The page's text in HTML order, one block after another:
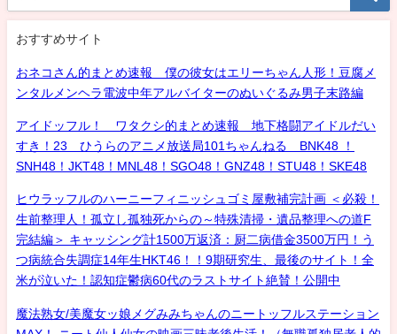
おすすめサイト
おネコさん的まとめ速報 僕の彼女はエリーちゃん人形！豆腐メ
ンタルメンヘラ電波中年アルバイターのぬいぐるみ男子末路編
アイドッフル！ ワタクシ的まとめ速報 地下格闘アイドルだい
すき！23 ひうらのアニメ放送局101ちゃんねる BNK48 ！
SNH48！JKT48！MNL48！SGO48！GNZ48！STU48！SKE48
ヒウラッフルのハーニーフィニッシュゴミ屋敷補完計画 ＜必殺！
生前整理人！孤立し孤独死からの～特殊清掃・遺品整理への道F
完結編＞ キャッシング計1500万返済：厨二病借金3500万円！う
つ病統合失調症14年生HKT46！！9期研究生、最後のサイト！全
米が泣いた！認知症鬱病60代のラストサイト絶賛！公開中
魔法熟女/美魔女ッ娘メグみみちゃんのニートッフルステーション